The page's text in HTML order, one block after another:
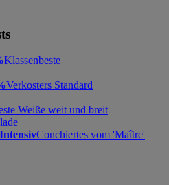
Klassenbeste
Verkosters Standard
Weiße weit und breit
Conchiertes vom 'Maître'